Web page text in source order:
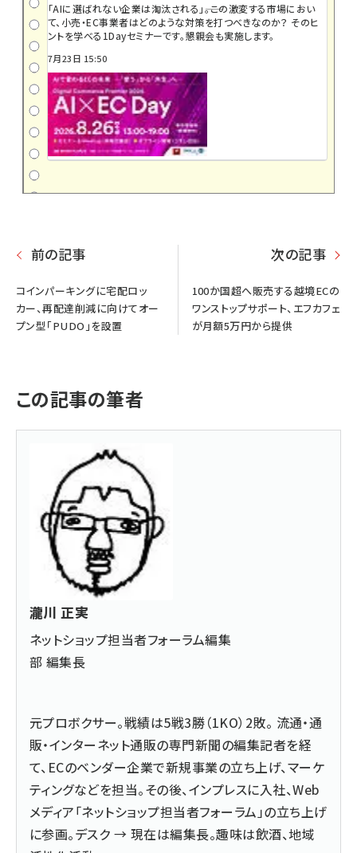
「AIに選ばれない企業は淘汰される」――。この激変する市場におい
て、小売・EC事業者はどのような対策を打つべきなのか？ そのヒ
ントを学べる1Dayセミナーです。懇親会も実施します。
7月23日 15:50
前の記事
コインパーキングに宅配ロッ
カー、再配達削減に向けてオー
プン型「PUDO」を設置
次の記事
100か国超へ販売する越境ECの
ワンストップサポート、エフカフェ
が月額5万円から提供
この記事の筆者
瀧川 正実
ネットショップ担当者フォーラム編集
部 編集長
元プロボクサー。戦績は5戦3勝（1KO）2敗。 流通・通
販・インターネット通販の専門新聞の編集記者を経
て、ECのベンダー企業で新規事業の立ち上げ、マーケ
ティングなどを担当。その後、インプレスに入社、Web
メディア「ネットショップ担当者フォーラム」の立ち上げ
に参画。デスク → 現在は編集長。趣味は飲酒、地域